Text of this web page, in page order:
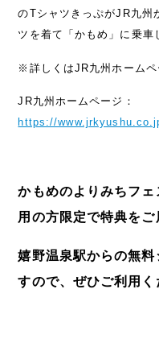
のTシャツきっぷがJR九州
ツを着て「かもめ」に乗車
※詳しくはJR九州ホームペ
JR九州ホームページ：
https://
かもめのよりみちフ
用の方限定で特典をご
嬉野温泉駅からの無
すので、ぜひご利用く